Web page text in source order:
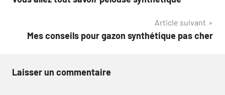
de
Article suivant
Mes conseils pour gazon synthétique pas cher
Laisser un commentaire